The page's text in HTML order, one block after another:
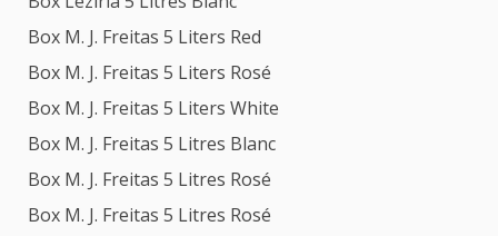
Box M. J. Freitas 5 Liters Red
Box M. J. Freitas 5 Liters Rosé
Box M. J. Freitas 5 Liters White
Box M. J. Freitas 5 Litres Blanc
Box M. J. Freitas 5 Litres Rosé
Box M. J. Freitas 5 Litres Rosé